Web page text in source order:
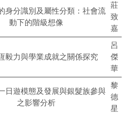
身分識別及屬性分類：社會流
動下的階級想像
莊
致
嘉
毅力與學業成就之關係探究
呂
傑
華
日遊模態及發展與銀髮族參與
之影響分析
黎
德
星